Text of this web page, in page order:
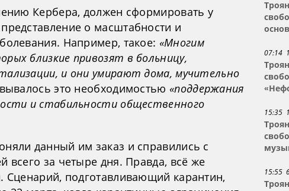
Кербера, должен сформировать у
о масштабности и
Например, такое: «Многим
близкие привозят в больницу,
и они умирают дома, мучительно
это необходимостью «поддержания
и стабильности общественного
данный им заказ и справились с
всего за четыре дня. Правда, всё же
Сценарий, подготавливающий карантин,
07:14
15:35
15:55